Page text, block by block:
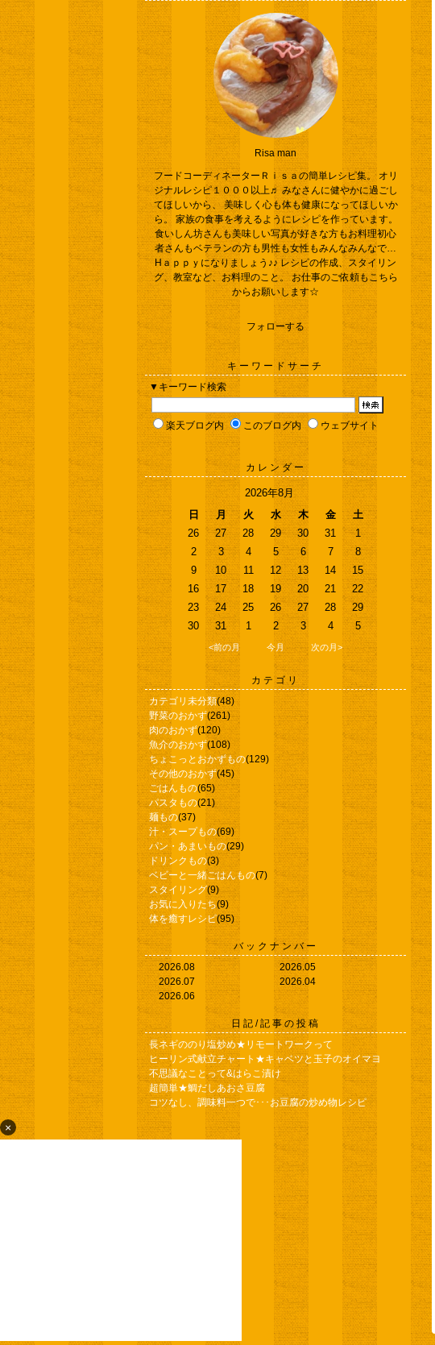
×
Risa man
フードコーディネーターＲｉｓａの簡単レシピ集。 オリ
ジナルレシピ１０００以上♬ みなさんに健やかに過ごし
てほしいから、 美味しく心も体も健康になってほしいか
ら。 家族の食事を考えるようにレシピを作っています。
食いしん坊さんも美味しい写真が好きな方もお料理初心
者さんもベテランの方も男性も女性もみんなみんなで…
Hａｐｐｙになりましょう♪♪ レシピの作成、スタイリン
グ、教室など、お料理のこと。 お仕事のご依頼もこちら
からお願いします☆
フォローする
キーワードサーチ
▼キーワード検索
楽天ブログ内 このブログ内 ウェブサイト
カレンダー
2026年8月
日
月 火 水 木 金
土
26
27 28 29 30 31
1
2
3 4 5 6 7
8
9
10 11 12 13 14
15
16
17 18 19 20 21
22
23
24 25 26 27 28
29
30
31 1 2 3 4 5
<前の月 今月 次の月>
カテゴリ
カテゴリ未分類(48)
野菜のおかず(261)
肉のおかず(120)
魚介のおかず(108)
ちょこっとおかずもの(129)
その他のおかず(45)
ごはんもの(65)
パスタもの(21)
麺もの(37)
汁・スープもの(69)
パン・あまいもの(29)
ドリンクもの(3)
ベビーと一緒ごはんもの(7)
スタイリング(9)
お気に入りたち(9)
体を癒すレシピ(95)
バックナンバー
2026.08
2026.07
2026.06
2026.05
2026.04
日記/記事の投稿
長ネギののり塩炒め★リモートワークって
ヒーリン式献立チャート★キャベツと玉子のオイマヨ
不思議なことって&はらこ漬け
超簡単★鯛だしあおさ豆腐
コツなし、調味料一つで･･･お豆腐の炒め物レシピ